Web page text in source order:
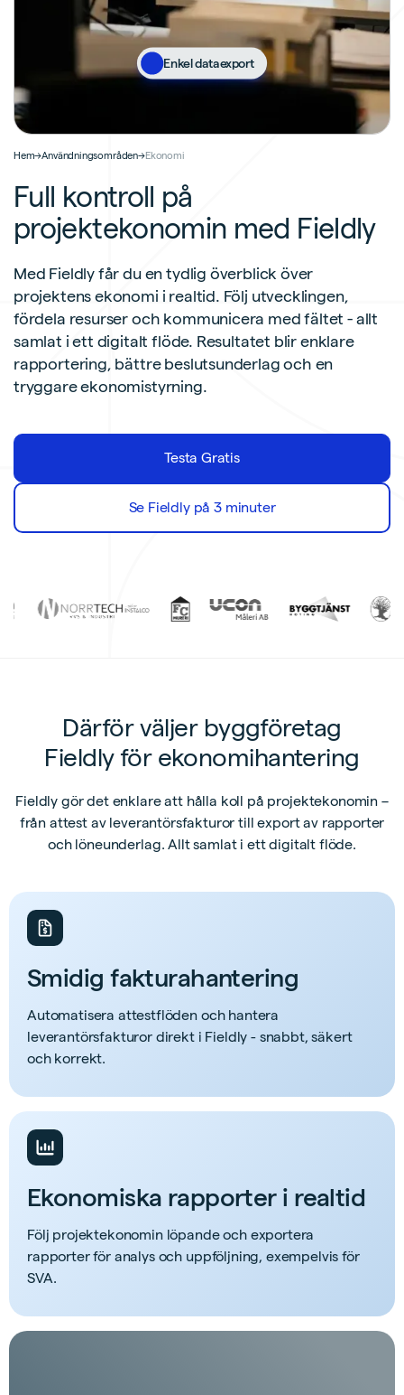
Hem→Användningsområden→Ekonomi
Full kontroll på
projektekonomin med Fieldly
Med Fieldly får du en tydlig överblick över
projektens ekonomi i realtid. Följ utvecklingen,
fördela resurser och kommunicera med fältet - allt
samlat i ett digitalt flöde. Resultatet blir enklare
rapportering, bättre beslutsunderlag och en
tryggare ekonomistyrning.
Testa Gratis
Se Fieldly på 3 minuter
Enkel dataexport
Därför väljer byggföretag
Fieldly för ekonomihantering
Fieldly gör det enklare att hålla koll på projektekonomin –
från attest av leverantörsfakturor till export av rapporter
och löneunderlag. Allt samlat i ett digitalt flöde.
Smidig fakturahantering
Automatisera attestflöden och hantera
leverantörsfakturor direkt i Fieldly - snabbt, säkert
och korrekt.
Ekonomiska rapporter i realtid
Följ projektekonomin löpande och exportera
rapporter för analys och uppföljning, exempelvis för
SVA.